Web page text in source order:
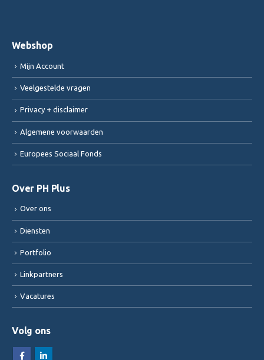
Webshop
Mijn Account
Veelgestelde vragen
Privacy + disclaimer
Algemene voorwaarden
Europees Sociaal Fonds
Over PH Plus
Over ons
Diensten
Portfolio
Linkpartners
Vacatures
Volg ons